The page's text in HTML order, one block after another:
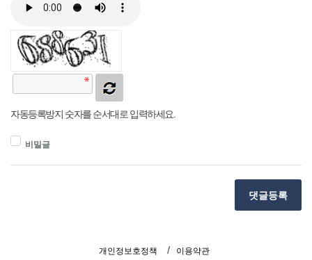
자동등록방지 숫자를 순서대로 입력하세요.
비밀글
댓글등록
개인정보호정책 이용약관